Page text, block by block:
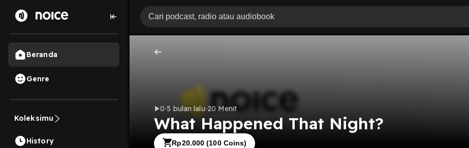
Beranda
Genre
Koleksimu
History
0 5 bulan lalu 20 Menit
What Happened That Night?
Rp20.000 (100Coins)